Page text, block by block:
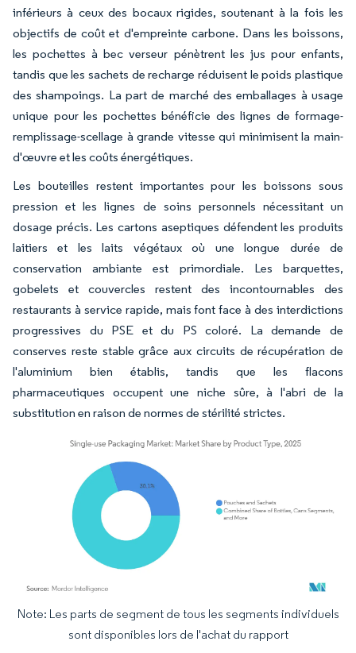
inférieurs à ceux des bocaux rigides, soutenant à la fois les
objectifs de coût et d'empreinte carbone. Dans les boissons,
les pochettes à bec verseur pénètrent les jus pour enfants,
tandis que les sachets de recharge réduisent le poids plastique
des shampoings. La part de marché des emballages à usage
unique pour les pochettes bénéficie des lignes de formage-
remplissage-scellage à grande vitesse qui minimisent la main-
d'œuvre et les coûts énergétiques.
Les bouteilles restent importantes pour les boissons sous
pression et les lignes de soins personnels nécessitant un
dosage précis. Les cartons aseptiques défendent les produits
laitiers et les laits végétaux où une longue durée de
conservation ambiante est primordiale. Les barquettes,
gobelets et couvercles restent des incontournables des
restaurants à service rapide, mais font face à des interdictions
progressives du PSE et du PS coloré. La demande de
conserves reste stable grâce aux circuits de récupération de
l'aluminium bien établis, tandis que les flacons
pharmaceutiques occupent une niche sûre, à l'abri de la
substitution en raison de normes de stérilité strictes.
Image © Mordor Intelligence. La réutilisation nécessite une attribution sous CC BY
Note: Les parts de segment de tous les segments individuels
sont disponibles lors de l'achat du rapport